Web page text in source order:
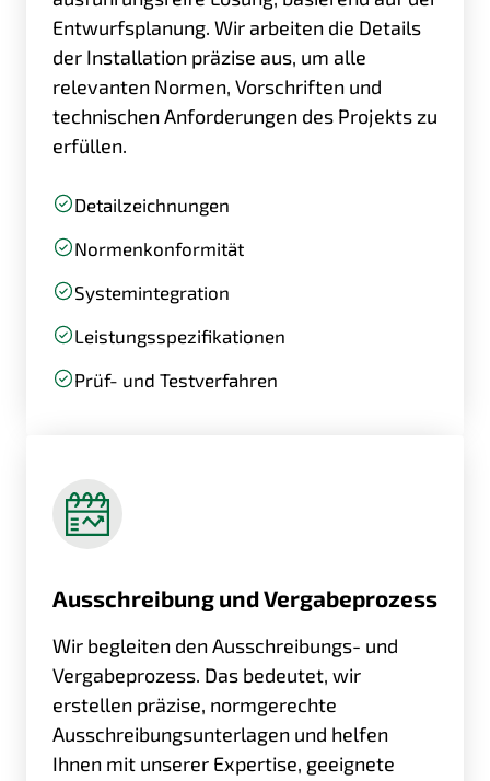
Entwurfsplanung. Wir arbeiten die Details
der Installation präzise aus, um alle
relevanten Normen, Vorschriften und
technischen Anforderungen des Projekts zu
erfüllen.
Detailzeichnungen
Normenkonformität
Systemintegration
Leistungsspezifikationen
Prüf- und Testverfahren
Ausschreibung und Vergabeprozess
Wir begleiten den Ausschreibungs- und
Vergabeprozess. Das bedeutet, wir
erstellen präzise, normgerechte
Ausschreibungsunterlagen und helfen
Ihnen mit unserer Expertise, geeignete